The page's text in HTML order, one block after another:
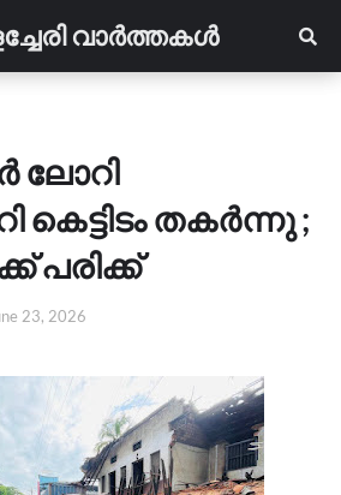
വാർത്തകൾ
ലോറി
കെട്ടിടം തകർന്നു ;
പരിക്ക്
23, 2026